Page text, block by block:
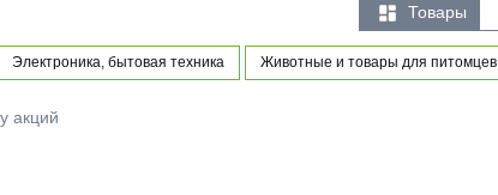
 Товары
Электроника, бытовая техника Животные и товары для питомцев
акций